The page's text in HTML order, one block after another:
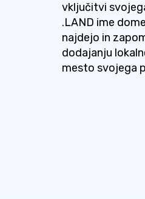
vključitvi
.LAND ime
najdejo in
dodajanju
mesto svojega